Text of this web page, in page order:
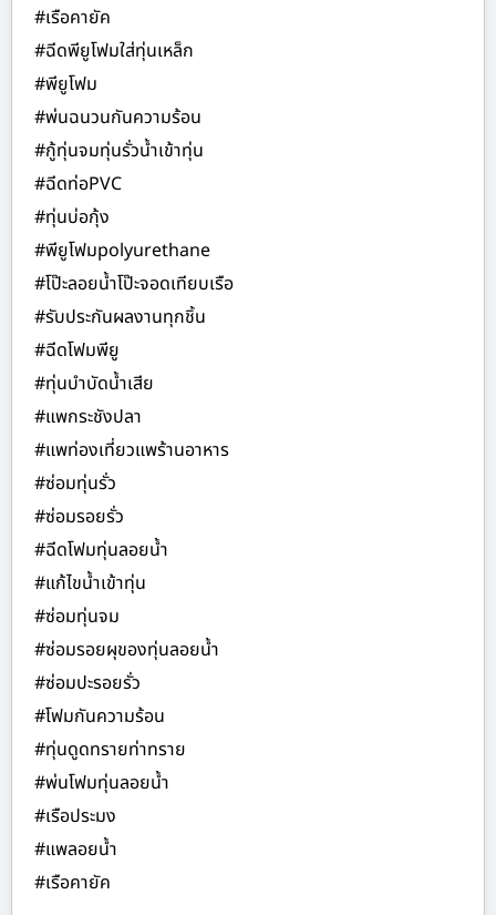
#เรือคายัค
#ฉีดพียูโฟมใส่ทุ่นเหล็ก
#พียูโฟม
#พ่นฉนวนกันความร้อน
#กู้ทุ่นจมทุ่นรั่วน้ำเข้าทุ่น
#ฉีดท่อPVC
#ทุ่นบ่อกุ้ง
#พียูโฟมpolyurethane
#โป๊ะลอยน้ำโป๊ะจอดเทียบเรือ
#รับประกันผลงานทุกชิ้น
#ฉีดโฟมพียู
#ทุ่นบำบัดน้ำเสีย
#แพกระชังปลา
#แพท่องเที่ยวแพร้านอาหาร
#ซ่อมทุ่นรั่ว
#ซ่อมรอยรั่ว
#ฉีดโฟมทุ่นลอยน้ำ
#แก้ไขน้ำเข้าทุ่น
#ซ่อมทุ่นจม
#ซ่อมรอยผุของทุ่นลอยน้ำ
#ซ่อมปะรอยรั่ว
#โฟมกันความร้อน
#ทุ่นดูดทรายท่าทราย
#พ่นโฟมทุ่นลอยน้ำ
#เรือประมง
#แพลอยน้ำ
#เรือคายัค